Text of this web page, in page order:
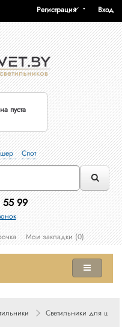
Вход
Регистрация
пуста
Спот
55 99
Мои закладки (0)
Светильники для